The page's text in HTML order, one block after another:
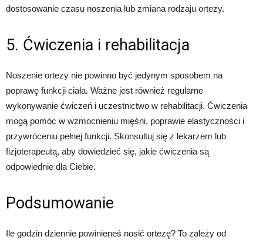
dostosowanie czasu noszenia lub zmiana rodzaju ortezy.
5. Ćwiczenia i rehabilitacja
Noszenie ortezy nie powinno być jedynym sposobem na
poprawę funkcji ciała. Ważne jest również regularne
wykonywanie ćwiczeń i uczestnictwo w rehabilitacji. Ćwiczenia
mogą pomóc w wzmocnieniu mięśni, poprawie elastyczności i
przywróceniu pełnej funkcji. Skonsultuj się z lekarzem lub
fizjoterapeutą, aby dowiedzieć się, jakie ćwiczenia są
odpowiednie dla Ciebie.
Podsumowanie
Ile godzin dziennie powinieneś nosić ortezę? To zależy od